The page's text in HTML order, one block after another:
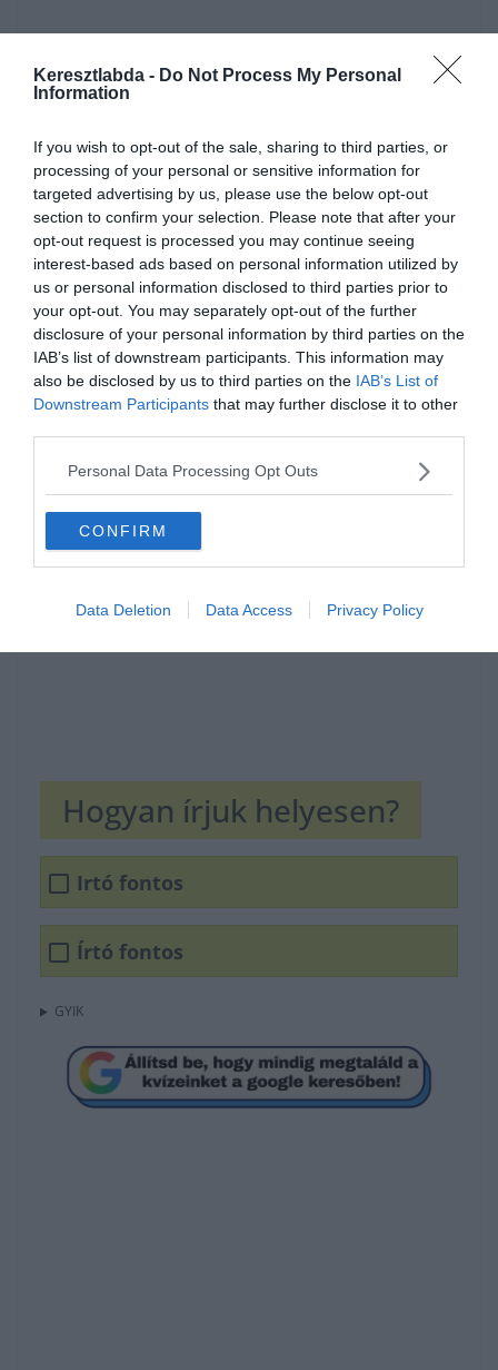
Keresztlabda - Do Not Process My Personal
Information
If you wish to opt-out of the sale, sharing to third parties, or
processing of your personal or sensitive information for
targeted advertising by us, please use the below opt-out
section to confirm your selection. Please note that after your
opt-out request is processed you may continue seeing
interest-based ads based on personal information utilized by
us or personal information disclosed to third parties prior to
your opt-out. You may separately opt-out of the further
disclosure of your personal information by third parties on the
IAB’s list of downstream participants. This information may
also be disclosed by us to third parties on the IAB’s List of
Downstream Participants that may further disclose it to other
Personal Data Processing Opt Outs
CONFIRM
Data Deletion Data Access Privacy Policy
karbantarthatod az agytekervényeidet, csak
napi játékokat találhatsz .
Hirdetés
Hogyan írjuk helyesen?
Irtó fontos
Írtó fontos
GYIK